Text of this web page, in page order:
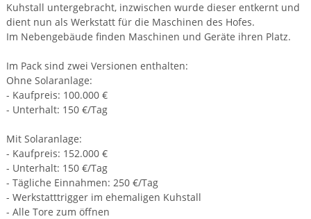
Kuhstall untergebracht, inzwischen wurde dieser entkernt und
dient nun als Werkstatt für die Maschinen des Hofes.
Im Nebengebäude finden Maschinen und Geräte ihren Platz.
Im Pack sind zwei Versionen enthalten:
Ohne Solaranlage:
- Kaufpreis: 100.000 €
- Unterhalt: 150 €/Tag
Mit Solaranlage:
- Kaufpreis: 152.000 €
- Unterhalt: 150 €/Tag
- Tägliche Einnahmen: 250 €/Tag
- Werkstatttrigger im ehemaligen Kuhstall
- Alle Tore zum öffnen